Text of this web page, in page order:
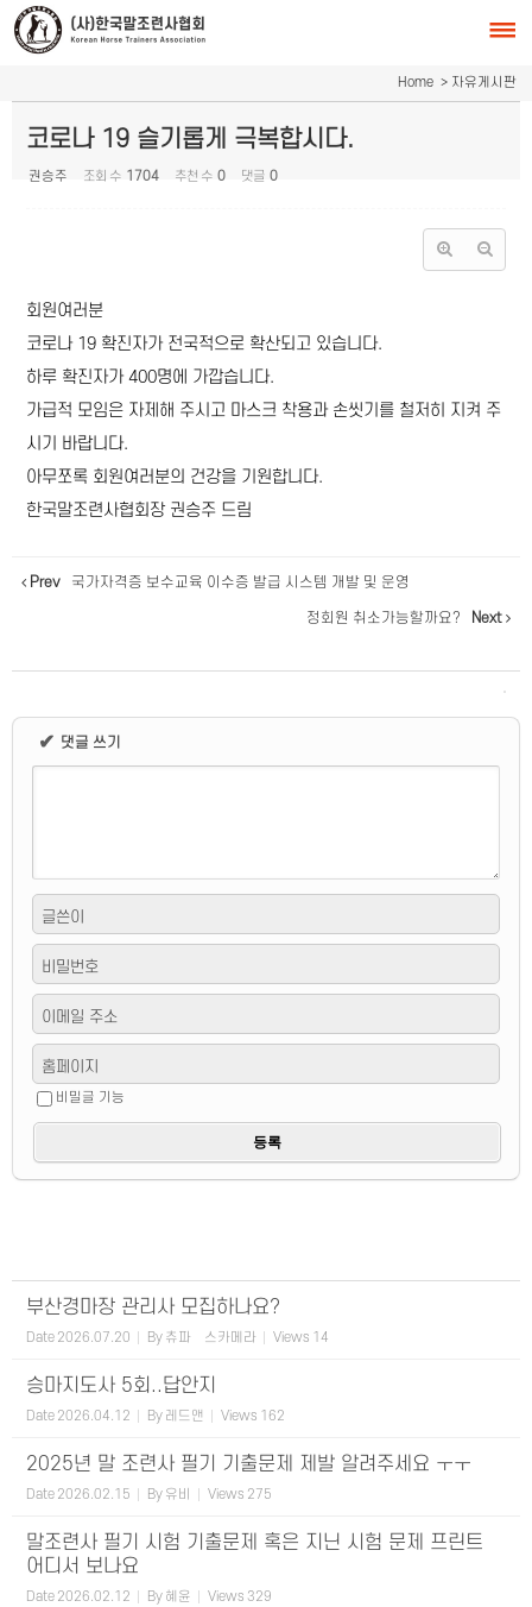
Home > 자유게시판
코로나 19 슬기롭게 극복합시다.
권승주 조회 수 1704 추천 수 0 댓글 0
회원여러분
코로나 19 확진자가 전국적으로 확산되고 있습니다.
하루 확진자가 400명에 가깝습니다.
가급적 모임은 자제해 주시고 마스크 착용과 손씻기를 철저히 지켜 주
시기 바랍니다.
아무쪼록 회원여러분의 건강을 기원합니다.
한국말조련사협회장 권승주 드림
Prev 국가자격증 보수교육 이수증 발급 시스템 개발 및 운영
정회원 취소가능할까요? Next
✔ 댓글 쓰기
글쓴이
비밀번호
이메일 주소
홈페이지
비밀글 기능
부산경마장 관리사 모집하나요?
Date 2026.07.20 By 츄파츕스카메라 Views 14
승마지도사 5회..답안지
Date 2026.04.12 By 레드앤 Views 162
2025년 말 조련사 필기 기출문제 제발 알려주세요 ㅜㅜ
Date 2026.02.15 By 유비 Views 275
말조련사 필기 시험 기출문제 혹은 지닌 시험 문제 프린트
어디서 보나요
Date 2026.02.12 By 혜윤 Views 329